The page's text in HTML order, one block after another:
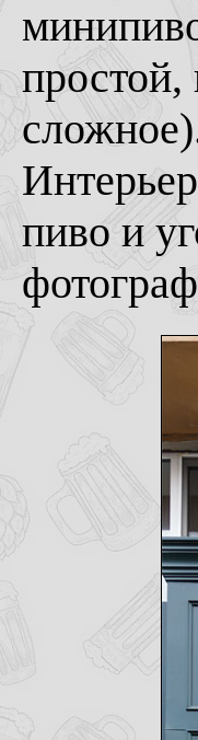
простой,
пиво и